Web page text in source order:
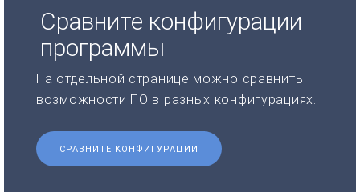
Сравните конфигурации
программы
На отдельной странице можно сравнить
возможности ПО в разных конфигурациях.
СРАВНИТЕ КОНФИГУРАЦИИ